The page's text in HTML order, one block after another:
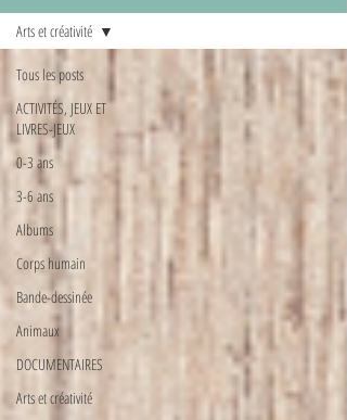
Tous les posts
ACTIVITÉS, JEUX ET
LIVRES-JEUX
0-3 ans
3-6 ans
Albums
Corps humain
Bande-dessinée
Animaux
DOCUMENTAIRES
Arts et créativité
Arts et créativité